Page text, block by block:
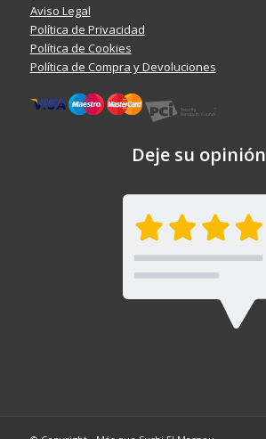
Aviso Legal
Política de Privacidad
Política de Cookies
Política de Compra y Devoluciones
Deje su opinión